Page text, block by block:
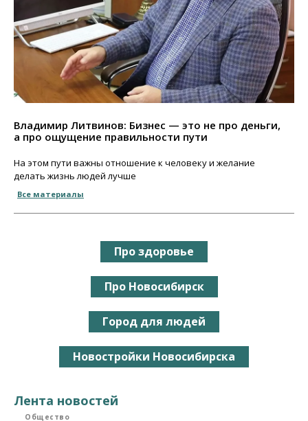
Владимир Литвинов: Бизнес — это не про деньги,
а про ощущение правильности пути
На этом пути важны отношение к человеку и желание
делать жизнь людей лучше
Все материалы
Про здоровье
Про Новосибирск
Город для людей
Новостройки Новосибирска
Лента новостей
Общество